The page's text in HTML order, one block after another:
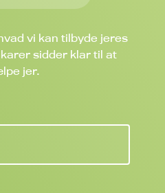
vi kan tilbyde jeres
sidder klar til at
jer.